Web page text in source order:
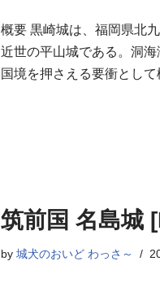
概要 黒崎城は、福岡県北
近世の平山城である。洞
国境を押さえる要衝とし
筑前国 名島城
by 城犬のおいど わっさ～